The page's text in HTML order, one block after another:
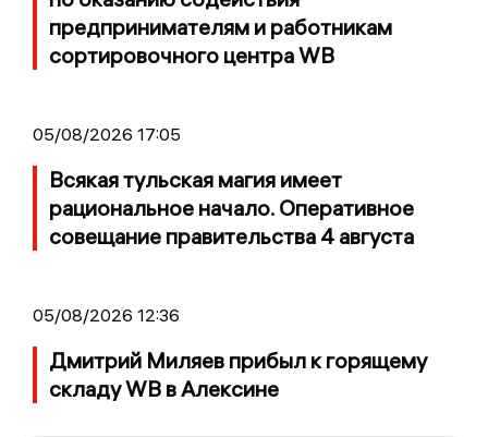
предпринимателям и работникам
сортировочного центра WB
05/08/2026 17:05
Всякая тульская магия имеет
рациональное начало. Оперативное
совещание правительства 4 августа
05/08/2026 12:36
Дмитрий Миляев прибыл к горящему
складу WB в Алексине